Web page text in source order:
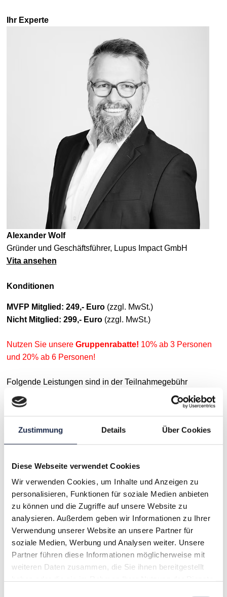
Zustimmung Details Über Cookies
Diese Webseite verwendet Cookies
Wir verwenden Cookies, um Inhalte und Anzeigen zu
personalisieren, Funktionen für soziale Medien anbieten
zu können und die Zugriffe auf unsere Website zu
analysieren. Außerdem geben wir Informationen zu Ihrer
Verwendung unserer Website an unsere Partner für
soziale Medien, Werbung und Analysen weiter. Unsere
Partner führen diese Informationen möglicherweise mit
weiteren Daten zusammen, die Sie ihnen bereitgestellt
Ihr Experte
Alexander Wolf
Gründer und Geschäftsführer, Lupus Impact GmbH
Vita ansehen
Konditionen
MVFP Mitglied: 249,- Euro(zzgl. MwSt.)
Nicht Mitglied: 299,- Euro(zzgl. MwSt.)
Nutzen Sie unsere Gruppenrabatte! 10% ab 3 Personen
und 20% ab 6 Personen!
Folgende Leistungen sind in der Teilnahmegebühr
innenbegriffen: Live-Teilnahme, Q&A mit den Referenten,
Präsentationen im Nachgang.
Vorteile:
• Intensiver Austausch
Das ONLINE-Seminar ist personenbezogen und darf nicht
geteilt werden. Es gelten die Allgemeinen
Geschäftsbedingungender MVFP Akademie.
Ansprechpartner
Kerstin Vogel
Director Business Development, Events & Trainings